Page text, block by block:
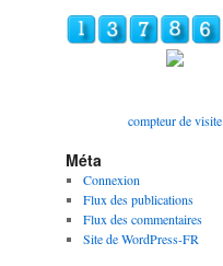
compteur de visite
Méta
Connexion
Flux des publications
Flux des commentaires
Site de WordPress-FR